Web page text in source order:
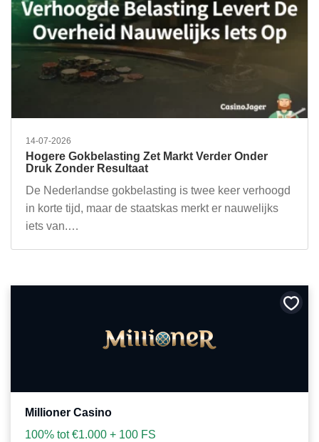
14-07-2026
Hogere Gokbelasting Zet Markt Verder Onder
Druk Zonder Resultaat
De Nederlandse gokbelasting is twee keer verhoogd
in korte tijd, maar de staatskas merkt er nauwelijks
iets van.…
Millioner Casino
100% tot €1.000 + 100 FS